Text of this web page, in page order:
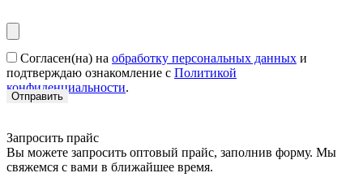
Согласен(на) на обработку персональных данных и
подтверждаю ознакомление с Политикой
конфиденциальности.
Запросить прайс
Вы можете запросить оптовый прайс, заполнив форму. Мы
свяжемся с вами в ближайшее время.